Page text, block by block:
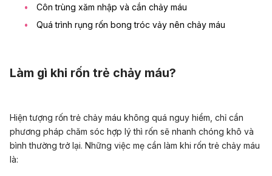
Côn trùng xăm nhập và cắn chảy máu
Quá trình rụng rốn bong tróc vảy nên chảy máu
Làm gì khi rốn trẻ chảy máu?
Hiện tượng rốn trẻ chảy máu không quá nguy hiểm, chỉ cần
phương pháp chăm sóc hợp lý thì rốn sẽ nhanh chóng khô và
bình thường trở lại. Những việc mẹ cần làm khi rốn trẻ chảy máu
là: